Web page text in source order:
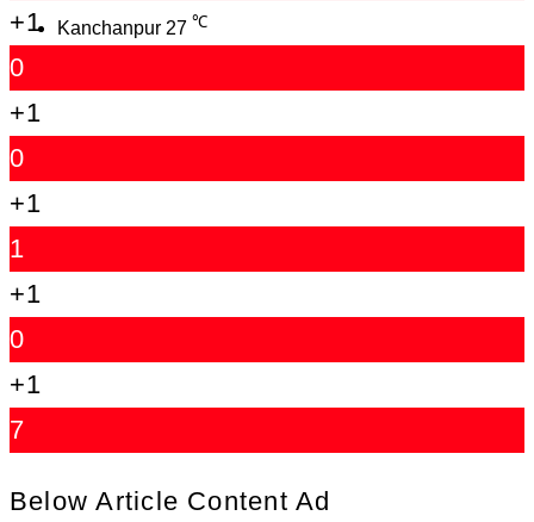
Kanchanpur 27 ℃
+1
0
+1
0
+1
1
+1
0
+1
7
Below Article Content Ad